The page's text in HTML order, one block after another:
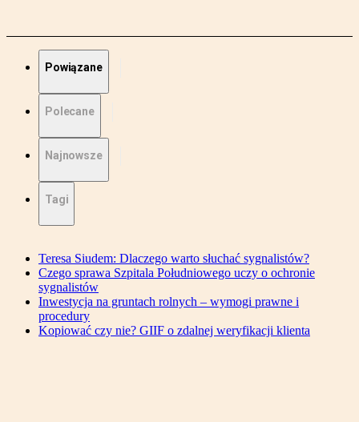
Powiązane
Polecane
Najnowsze
Tagi
Teresa Siudem: Dlaczego warto słuchać sygnalistów?
Czego sprawa Szpitala Południowego uczy o ochronie
sygnalistów
Inwestycja na gruntach rolnych – wymogi prawne i
procedury
Kopiować czy nie? GIIF o zdalnej weryfikacji klienta